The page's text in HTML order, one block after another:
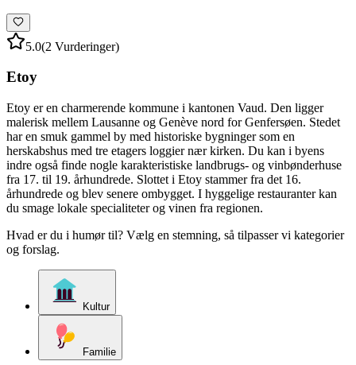
5.0(2 Vurderinger)
Etoy
Etoy er en charmerende kommune i kantonen Vaud. Den ligger
malerisk mellem Lausanne og Genève nord for Genfersøen. Stedet
har en smuk gammel by med historiske bygninger som en
herskabshus med tre etagers loggier nær kirken. Du kan i byens
indre også finde nogle karakteristiske landbrugs- og vinbønderhuse
fra 17. til 19. århundrede. Slottet i Etoy stammer fra det 16.
århundrede og blev senere ombygget. I hyggelige restauranter kan
du smage lokale specialiteter og vinen fra regionen.
Hvad er du i humør til? Vælg en stemning, så tilpasser vi kategorier
og forslag.
Kultur
Familie